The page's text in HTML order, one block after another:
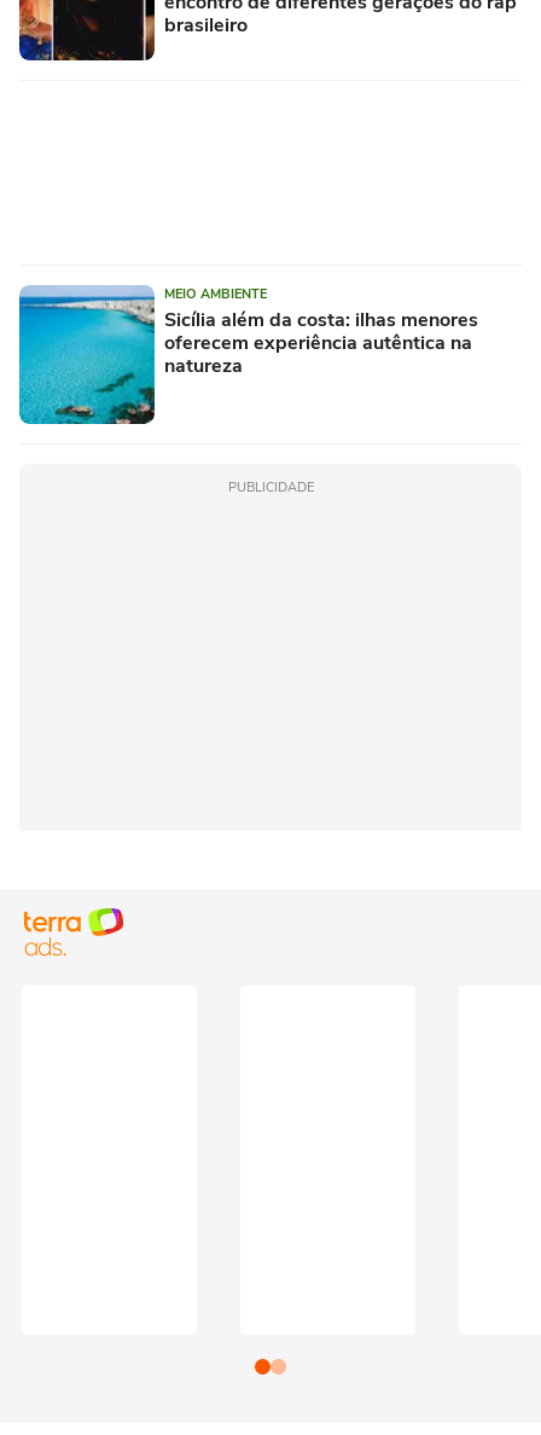
brasileiro
MEIO AMBIENTE
Sicília além da costa: ilhas menores
oferecem experiência autêntica na
natureza
PUBLICIDADE